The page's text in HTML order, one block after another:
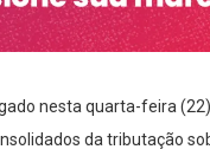
nesta quarta-feira
da tributação